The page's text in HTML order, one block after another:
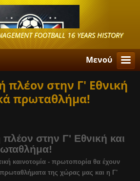
FOOTBALL 16 YEARS HISTORY
Μενού
πλέον στην Γ' Εθνική
πρωταθλήμα!
στην Γ' Εθνική και
καινοτομία - πρωτοπορία θα έχουν
πρωταθλήματα της χώρας μας και η Γ'